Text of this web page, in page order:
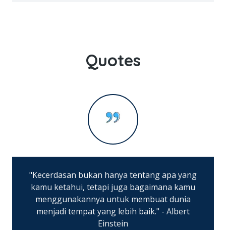
Quotes
"Kecerdasan bukan hanya tentang apa yang
kamu ketahui, tetapi juga bagaimana kamu
menggunakannya untuk membuat dunia
menjadi tempat yang lebih baik." - Albert
Einstein